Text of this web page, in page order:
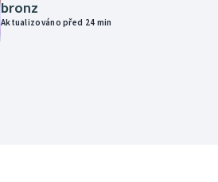
bronz
Aktualizováno před 24 min